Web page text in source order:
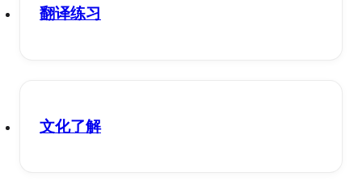
翻译练习
文化了解